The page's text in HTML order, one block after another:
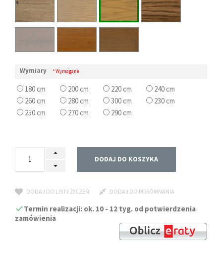
Wymiary * Wymagane
180 cm 200 cm 220 cm
240 cm
260 cm
280 cm 300 cm
230 cm
250 cm
270 cm 290 cm
DODAJ DO KOSZYKA
DODAJ DO LISTY ŻYCZEŃ DODAJ DO PORÓWNANIA
Termin realizacji: ok. 10 - 12 tyg. od potwierdzenia
zamówienia